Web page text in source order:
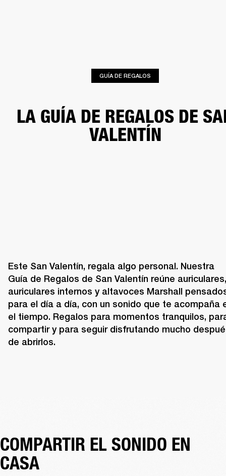
GUÍA DE REGALOS
LA GUÍA DE REGALOS DE
VALENTÍN
Este San Valentín, regala algo personal. Nuestra
Guía de Regalos de San Valentín reúne auriculares,
auriculares internos y altavoces Marshall
para el día a día, con un sonido que te acompaña
el tiempo. Regalos para momentos tranquilos,
compartir y para seguir disfrutando mucho
de abrirlos.
COMPARTIR EL SONIDO EN
CASA